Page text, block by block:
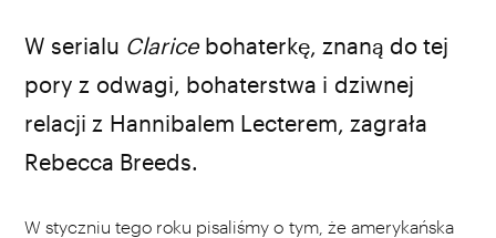
W serialu Claricebohaterkę, znaną do tej
pory z odwagi, bohaterstwa i dziwnej
relacji z Hannibalem Lecterem, zagrała
Rebecca Breeds.
W styczniu tego roku pisaliśmy o tym, że amerykańska